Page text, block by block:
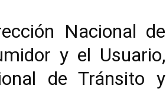
Nacional de
y el Usuario,
de Tránsito y